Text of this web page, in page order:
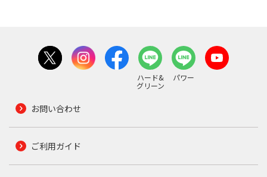
ハード&
グリーン
パワー
お問い合わせ
ご利用ガイド